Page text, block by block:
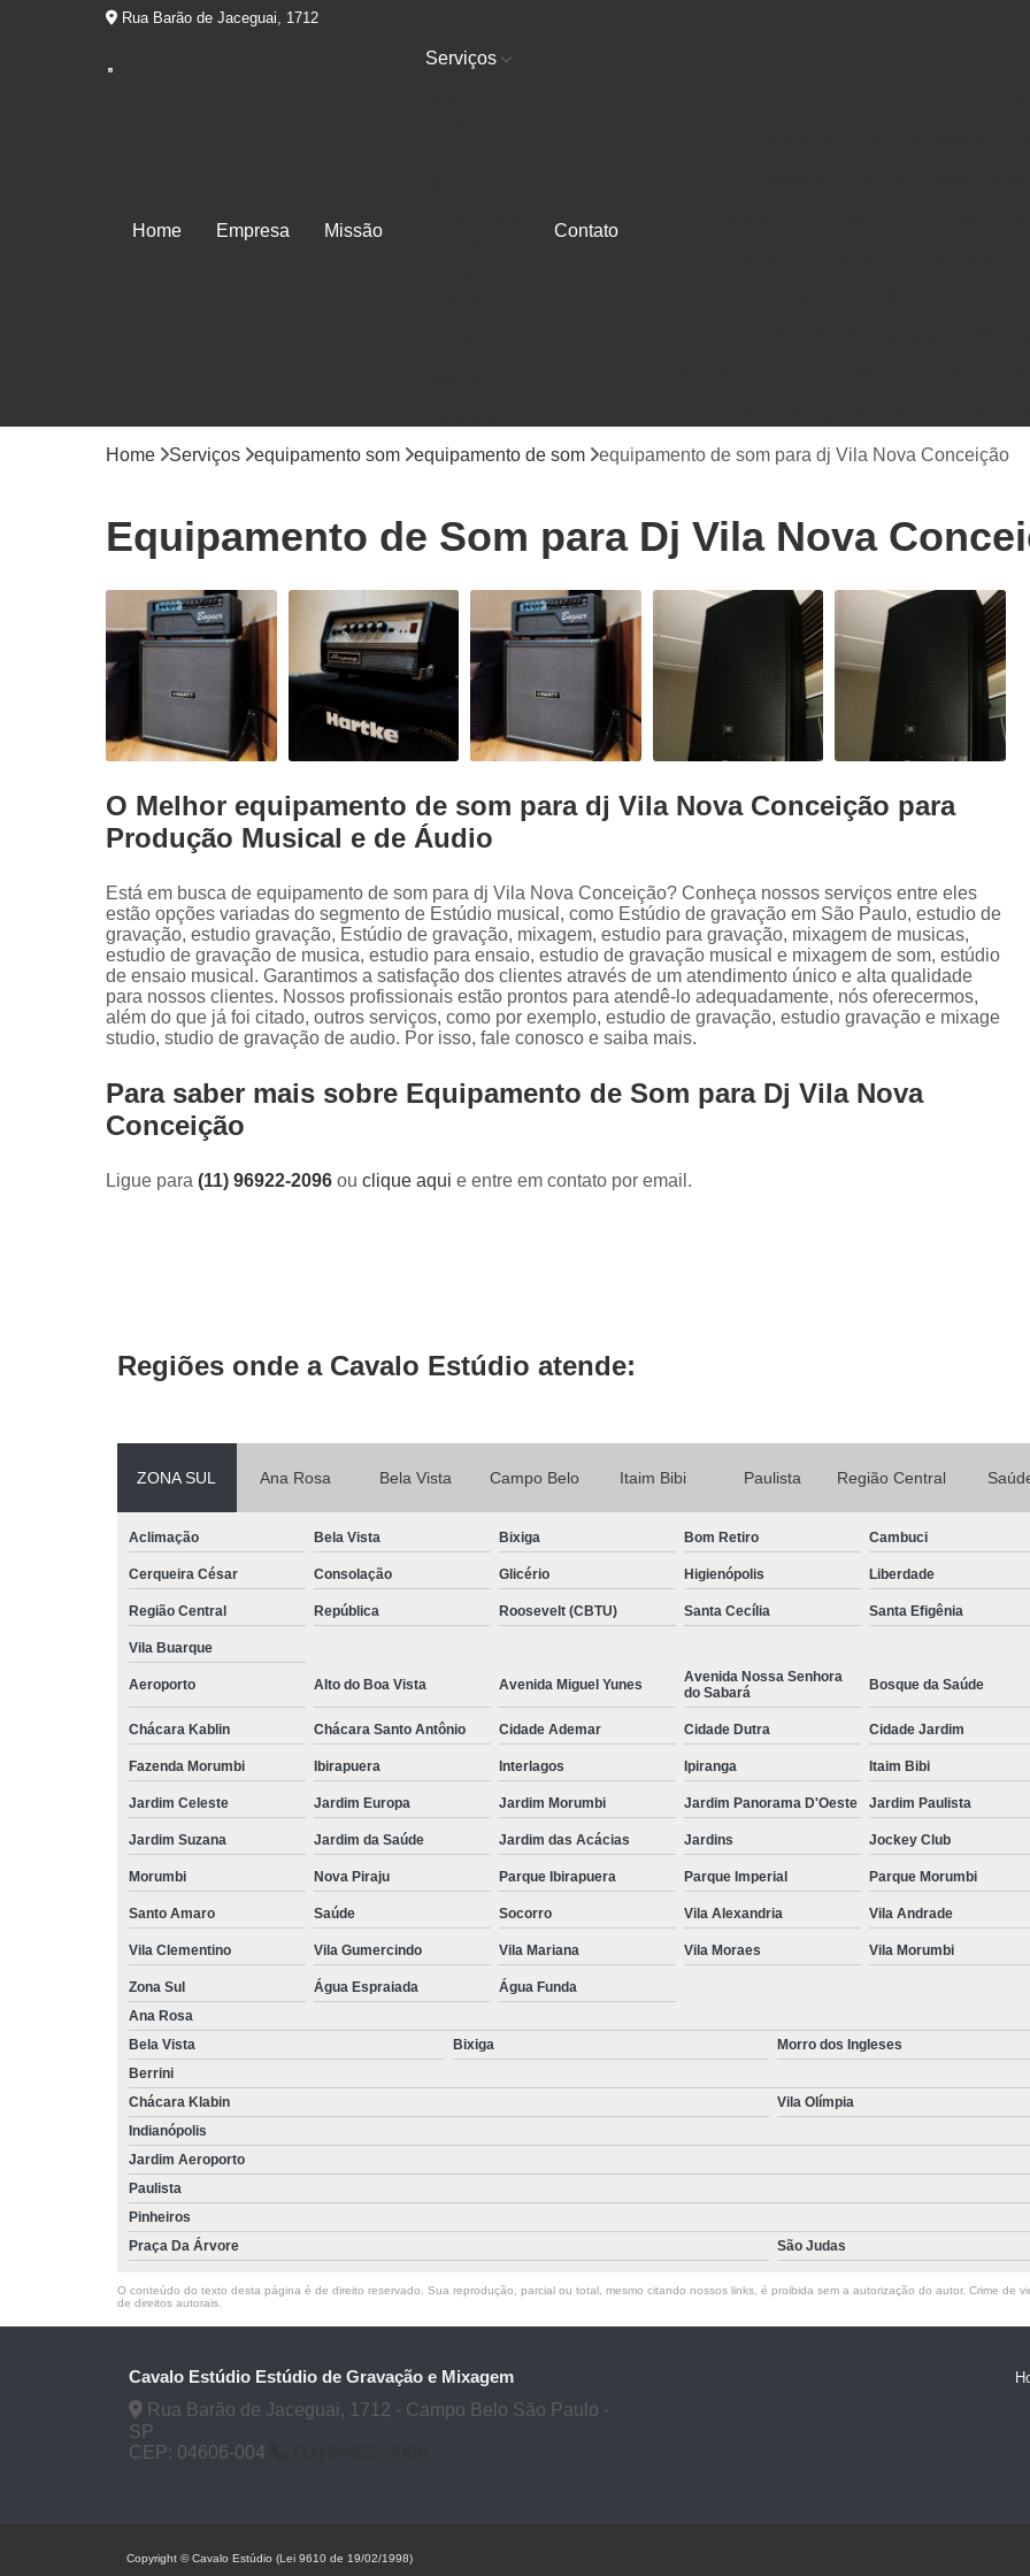
Rua Barão de Jaceguai, 1712
Home Empresa Missão
Serviços
Contato
Gravação de Cd em Estúdio
Gravação
Trilhas Sonoras para Filmes em Estudio
Estúdio de Ensaio Musical
Estúdio de
Estúdio Ensaio de Musicas
Estúdio
Estúdio para Ensaio de Bandas
Estúdio para Ensaio Musical
Estúdios para Ensaios Musicais
Sala de Ensaio Musical
Edição de
Estúdio de Audiobook
Estudio
Fazer Audiobook
Fazer Podcast
Gravação de áudio
Gravação de Audiobook
Gravadora áudio
Gravar Audiobook
Locução de Rádio
Home Serviços equipamento som equipamento de som equipamento de som para dj Vila Nova Conceição
Equipamento de Som para Dj Vila Nova
O Melhor equipamento de som para dj Vila Nova Conceição para
Produção Musical e de Áudio
Está em busca de equipamento de som para dj Vila Nova Conceição? Conheça nossos serviços entre eles
estão opções variadas do segmento de Estúdio musical, como Estúdio de gravação em São Paulo, estudio de
gravação, estudio gravação, Estúdio de gravação, mixagem, estudio para gravação, mixagem de musicas,
estudio de gravação de musica, estudio para ensaio, estudio de gravação musical e mixagem de som, estúdio
de ensaio musical. Garantimos a satisfação dos clientes através de um atendimento único e alta qualidade
para nossos clientes. Nossos profissionais estão prontos para atendê-lo adequadamente, nós oferecermos,
além do que já foi citado, outros serviços, como por exemplo, estudio de gravação, estudio gravação e mixage
studio, studio de gravação de audio. Por isso, fale conosco e saiba mais.
Para saber mais sobre Equipamento de Som para Dj Vila Nova
Conceição
Ligue para (11) 96922-2096 ou clique aqui e entre em contato por email.
Regiões onde a Cavalo Estúdio atende:
ZONA SUL Ana Rosa Bela Vista Campo Belo Itaim Bibi Paulista Região Central
Aclimação Bela Vista Bixiga Bom Retiro Cambuci
Cerqueira César Consolação Glicério Higienópolis Liberdade
Região Central República Roosevelt (CBTU) Santa Cecília Santa Efigênia
Vila Buarque
Aeroporto Alto do Boa Vista Avenida Miguel Yunes
Avenida Nossa Senhora
do Sabará
Bosque da Saúde
Chácara Kablin Chácara Santo Antônio Cidade Ademar Cidade Dutra Cidade Jardim
Fazenda Morumbi Ibirapuera Interlagos Ipiranga Itaim Bibi
Jardim Celeste Jardim Europa Jardim Morumbi Jardim Panorama D'Oeste Jardim Paulista
Jardim Suzana Jardim da Saúde Jardim das Acácias Jardins Jockey Club
Morumbi Nova Piraju Parque Ibirapuera Parque Imperial Parque Morumbi
Santo Amaro Saúde Socorro Vila Alexandria Vila Andrade
Vila Clementino Vila Gumercindo Vila Mariana Vila Moraes Vila Morumbi
Zona Sul Água Espraiada
Água Funda
Ana Rosa
Bela Vista
Bixiga Morro dos Ingleses
Berrini
Chácara Klabin
Vila Olímpia
Indianópolis
Jardim Aeroporto
Paulista
Pinheiros
Praça Da Árvore
São Judas
O conteúdo do texto desta página é de direito reservado. Sua reprodução, parcial ou total, mesmo citando nossos links, é proibida sem a autorização do autor. Crime de
de direitos autorais
Cavalo Estúdio Estúdio de Gravação e Mixagem
Rua Barão de Jaceguai, 1712 - Campo Belo São Paulo -
SP
CEP: 04606-004
Copyright © Cavalo Estúdio (Lei 9610 de 19/02/1998)